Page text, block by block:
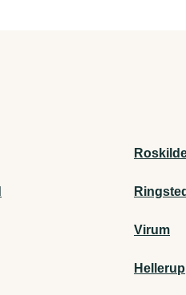
Ringsted
Virum
Hellerup